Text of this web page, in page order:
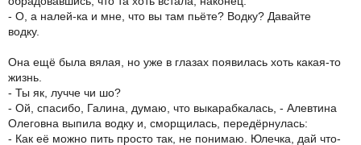
- О, а налей-ка и мне, что вы там пьёте? Водку? Давайте
водку.
Она ещё была вялая, но уже в глазах появилась хоть какая-то
жизнь.
- Ты як, лучче чи шо?
- Ой, спасибо, Галина, думаю, что выкарабкалась, - Алевтина
Олеговна выпила водку и, сморщилась, передёрнулась:
- Как её можно пить просто так, не понимаю. Юлечка, дай что-